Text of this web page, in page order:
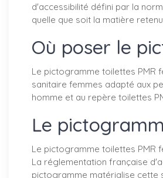
d'accessibilité défini par la
quelle que soit la matière
Où poser le
Le pictogramme toilettes PMR
sanitaire femmes adapté aux
homme et au repère toilettes
Le
Le pictogramme toilettes PMR
La réglementation française
pictogramme matérialise cette